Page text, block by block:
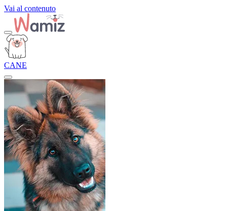
Vai al contenuto
CANE